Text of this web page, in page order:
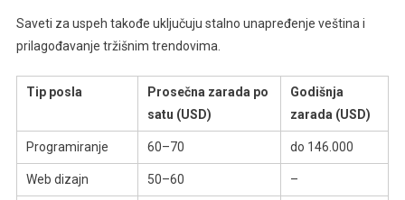
Saveti za uspeh takođe uključuju stalno unapređenje veština i
prilagođavanje tržišnim trendovima.
Tip posla
Prosečna zarada po
satu (USD)
Godišnja
zarada (USD)
Programiranje 60–70 do 146.000
Web dizajn 50–60 –